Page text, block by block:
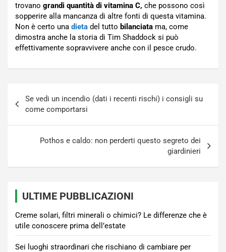
trovano grandi quantità di vitamina C, che possono così
sopperire alla mancanza di altre fonti di questa vitamina.
Non è certo una dieta del tutto bilanciata ma, come
dimostra anche la storia di Tim Shaddock si può
effettivamente sopravvivere anche con il pesce crudo.
articoli
Se vedi un incendio (dati i recenti rischi) i consigli su
come comportarsi
Pothos e caldo: non perderti questo segreto dei
giardinieri
ULTIME PUBBLICAZIONI
Creme solari, filtri minerali o chimici? Le differenze che è
utile conoscere prima dell’estate
Sei luoghi straordinari che rischiano di cambiare per